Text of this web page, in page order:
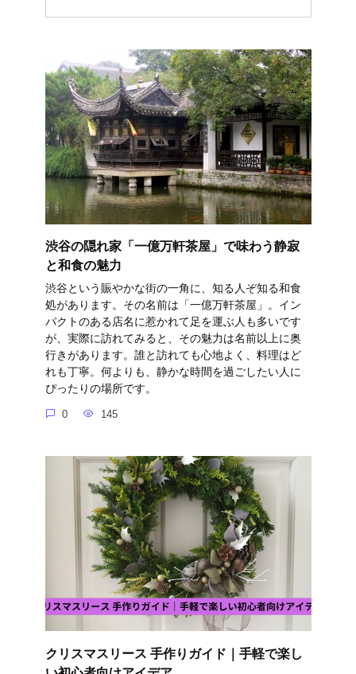
渋谷の隠れ家「一億万軒茶屋」で味わう静寂
と和食の魅力
渋谷という賑やかな街の一角に、知る人ぞ知る和食
処があります。その名前は「一億万軒茶屋」。イン
パクトのある店名に惹かれて足を運ぶ人も多いです
が、実際に訪れてみると、その魅力は名前以上に奥
行きがあります。誰と訪れても心地よく、料理はど
れも丁寧。何よりも、静かな時間を過ごしたい人に
ぴったりの場所です。
0 145
クリスマスリース 手作りガイド｜手軽で楽し